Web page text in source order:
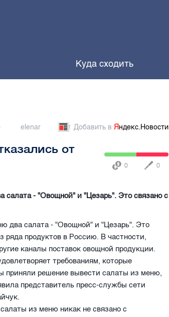
Куда сходить
elenar Добавить в Яндекс.Новости
от
0 0
салата - "Овощной" и "Цезарь". Это связано с
два салата - "Овощной" и "Цезарь". Это
ряда продуктов в Россию. В частности,
каналы поставок овощной продукции.
требованиям, которые
приняли решение вывести салаты из меню,
представитель пресс-службы сети
из меню никак не связано с